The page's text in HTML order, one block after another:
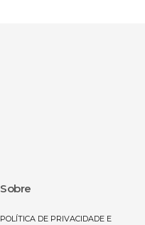
Sobre
POLÍTICA DE PRIVACIDADE E